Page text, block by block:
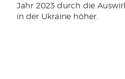
Jahr 2023 durch die
in der Ukraine höher.